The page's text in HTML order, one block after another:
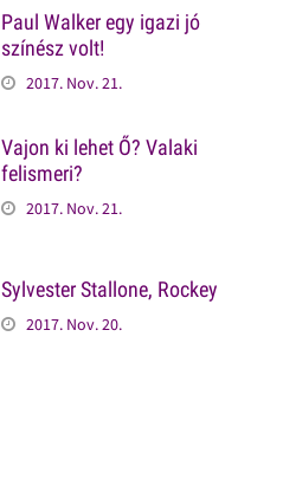
Paul Walker egy igazi jó
színész volt!
2017. Nov. 21.
Vajon ki lehet Ő? Valaki
felismeri?
2017. Nov. 21.
Sylvester Stallone, Rockey
2017. Nov. 20.